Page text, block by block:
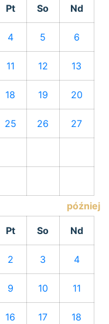
Pt So Nd
4 5 6
11 12 13
18 19 20
25 26 27
później
Pt So Nd
2 3 4
9 10 11
16 17 18